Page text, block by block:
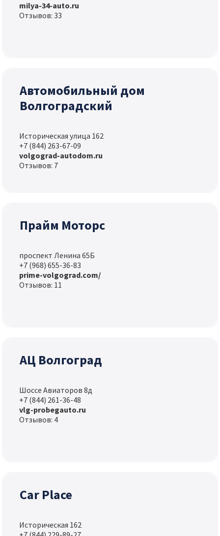
milya-34-auto.ru
Отзывов: 33
Автомобильный дом
Волгоградский
Историческая улица 162
+7 (844) 263-67-09
volgograd-autodom.ru
Отзывов: 7
Прайм Моторс
проспект Ленина 65Б
+7 (968) 655-36-83
prime-volgograd.com/
Отзывов: 11
АЦ Волгоград
Шоссе Авиаторов 8д
+7 (844) 261-36-48
vlg-probegauto.ru
Отзывов: 4
Car Place
Историческая 162